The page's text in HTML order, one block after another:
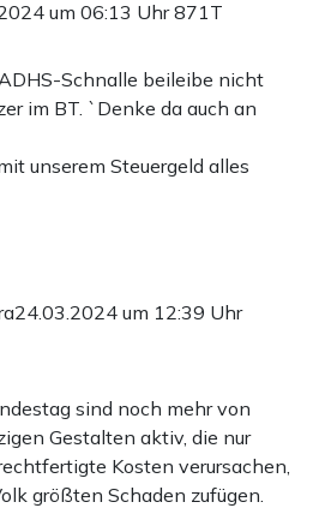
um 06:13 Uhr871T
Schnalle beileibe nicht
im BT. `Denke da auch an
unserem Steuergeld alles
24.03.2024 um 12:39 Uhr
sind noch mehr von
Gestalten aktiv, die nur
Kosten verursachen,
größten Schaden zufügen.